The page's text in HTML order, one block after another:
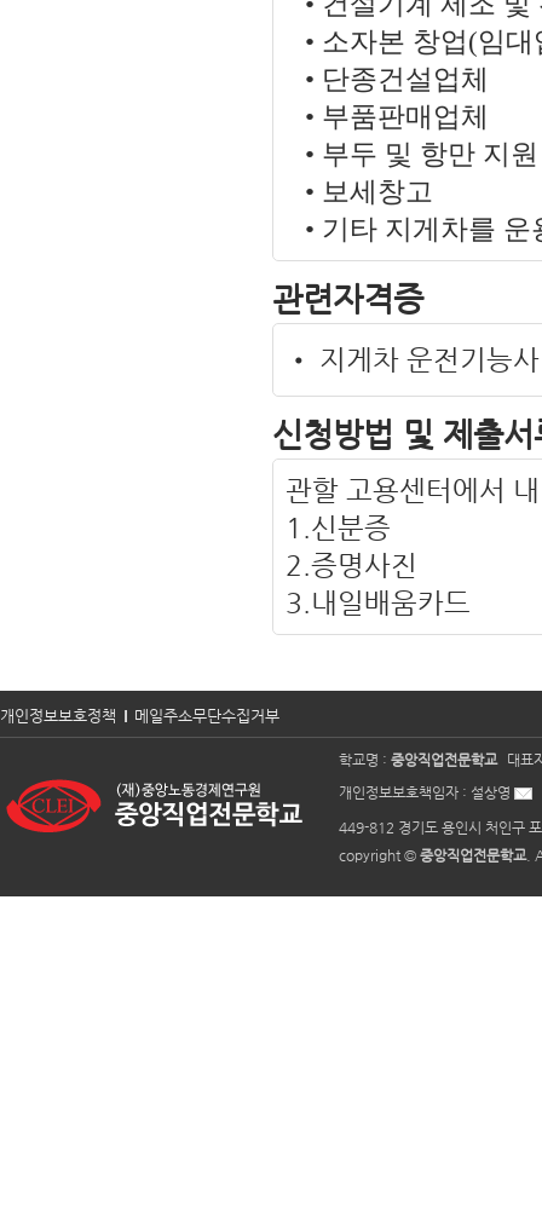
• 소자본 창업(임대
• 단종건설업체
• 부품판매업체
• 부두 및 항만 지
• 보세창고
• 기타 지게차를
관련자격증
• 지게차 운전기능사
신청방법 및 제출서
관할 고용센터에서
1.신분증
2.증명사진
3.내일배움카드
개인정보보호정책 메일주소무단수집거부
학교명 : 중앙직업전문학교
대표
개인정보보호책임자 : 설상영
449-812 경기도 용인시 처인구
copyright © 중앙직업전문학교.